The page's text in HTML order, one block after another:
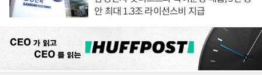
안 최대 1.3조 라이선스비 지급